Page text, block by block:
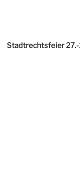
Stadtrechtsfeier